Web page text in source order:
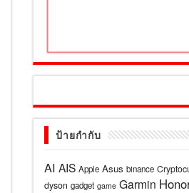
ป้ายกำกับ
AI AIS Apple Asus binance
dyson gadget game Garmin